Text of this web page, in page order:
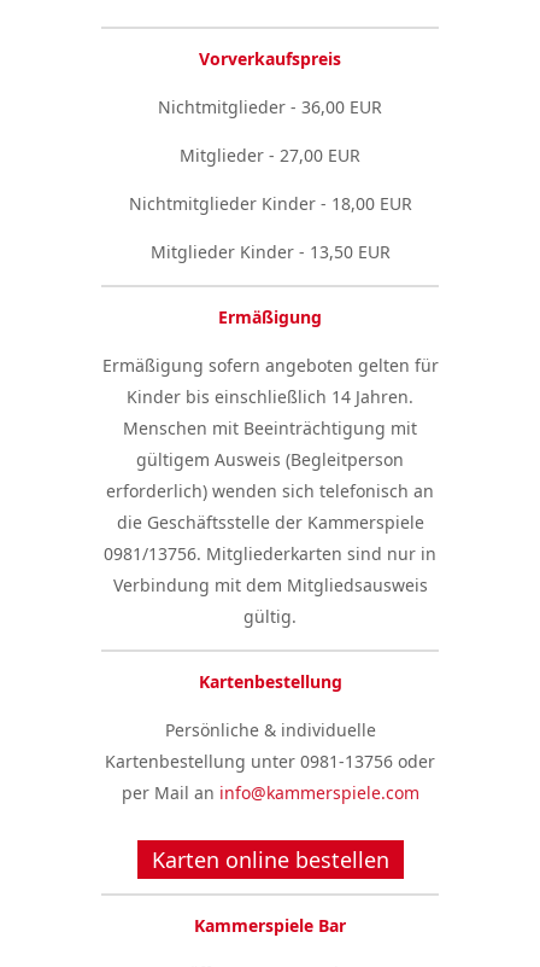
Vorverkaufspreis
Nichtmitglieder - 36,00 EUR
Mitglieder - 27,00 EUR
Nichtmitglieder Kinder - 18,00 EUR
Mitglieder Kinder - 13,50 EUR
Ermäßigung
Ermäßigung sofern angeboten gelten für
Kinder bis einschließlich 14 Jahren.
Menschen mit Beeinträchtigung mit
gültigem Ausweis (Begleitperson
erforderlich) wenden sich telefonisch an
die Geschäftsstelle der Kammerspiele
0981/13756. Mitgliederkarten sind nur in
Verbindung mit dem Mitgliedsausweis
gültig.
Kartenbestellung
Persönliche & individuelle
Kartenbestellung unter 0981-13756 oder
per Mail an info@kammerspiele.com
Karten online bestellen
Kammerspiele Bar